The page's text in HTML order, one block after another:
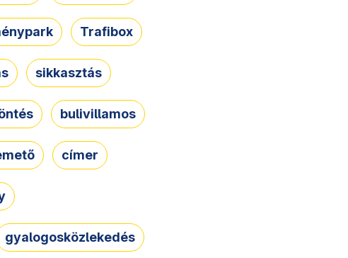
Trafibox
sikkasztás
bulivillamos
címer
gyalogosközlekedés